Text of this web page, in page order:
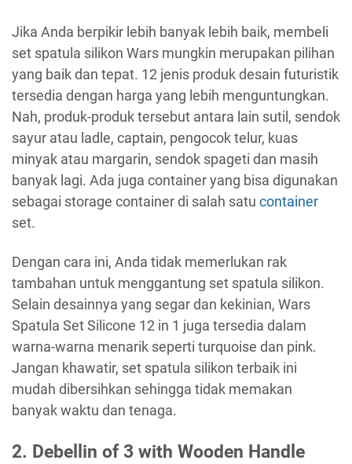
Jika Anda berpikir lebih banyak lebih baik, membeli
set spatula silikon Wars mungkin merupakan pilihan
yang baik dan tepat. 12 jenis produk desain futuristik
tersedia dengan harga yang lebih menguntungkan.
Nah, produk-produk tersebut antara lain sutil, sendok
sayur atau ladle, captain, pengocok telur, kuas
minyak atau margarin, sendok spageti dan masih
banyak lagi. Ada juga container yang bisa digunakan
sebagai storage container di salah satu container
set.
Dengan cara ini, Anda tidak memerlukan rak
tambahan untuk menggantung set spatula silikon.
Selain desainnya yang segar dan kekinian, Wars
Spatula Set Silicone 12 in 1 juga tersedia dalam
warna-warna menarik seperti turquoise dan pink.
Jangan khawatir, set spatula silikon terbaik ini
mudah dibersihkan sehingga tidak memakan
banyak waktu dan tenaga.
2. Debellin of 3 with Wooden Handle